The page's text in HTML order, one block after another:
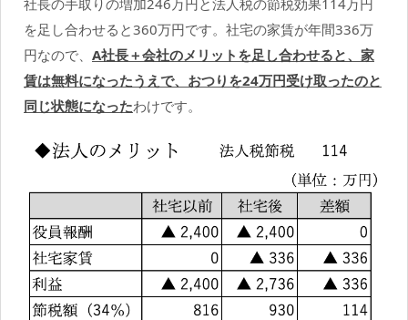
社長の手取りの増加246万円と法人税の節税効果114万円
を足し合わせると360万円です。社宅の家賃が年間336万
円なので、 A社長＋会社のメリットを足し合わせると、家
賃は無料になったうえで、おつりを24万円受け取ったのと
同じ状態になったわけです。